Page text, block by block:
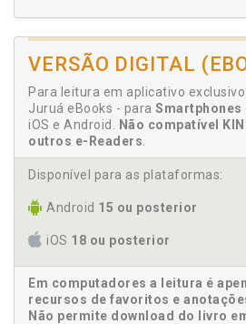
VERSÃO DIGITAL
Para leitura em aplicativo
Juruá eBooks - para Smartphones
iOS e Android.
Não compatível
outros e-Readers
Disponível para as plataformas:
Android 15 ou posterior
iOS 18 ou posterior
Em computadores a leitura é
recursos de favoritos e
Não permite download do livro